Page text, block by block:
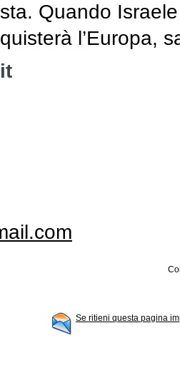
Quando
l’Europa,
Se ritieni questa pagina